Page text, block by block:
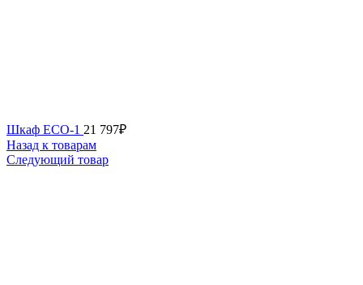
Шкаф ECO-1 21 797₽
Назад к товарам
Следующий товар